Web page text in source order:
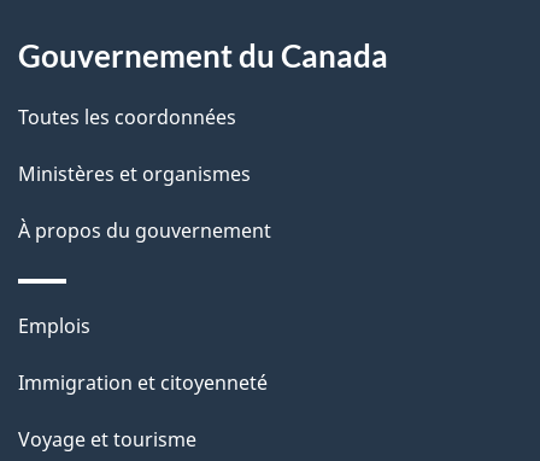
i
l
s
d
e
l
a
p
propos
de
ce
site
Gouvernement du Canada
Toutes les coordonnées
Ministères et organismes
À propos du gouvernement
Thèmes
sujets
Emplois
Immigration et citoyenneté
Voyage et tourisme